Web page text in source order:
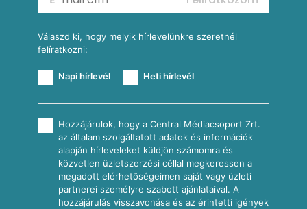
Válaszd ki, hogy melyik hírlevelünkre szeretnél
felíratkozni:
Napi hírlevél Heti hírlevél
Hozzájárulok, hogy a Central Médiacsoport Zrt.
az általam szolgáltatott adatok és információk
alapján hírleveleket küldjön számomra és
közvetlen üzletszerzési céllal megkeressen a
megadott elérhetőségeimen saját vagy üzleti
partnerei személyre szabott ajánlataival. A
hozzájárulás visszavonása és az érintetti igények